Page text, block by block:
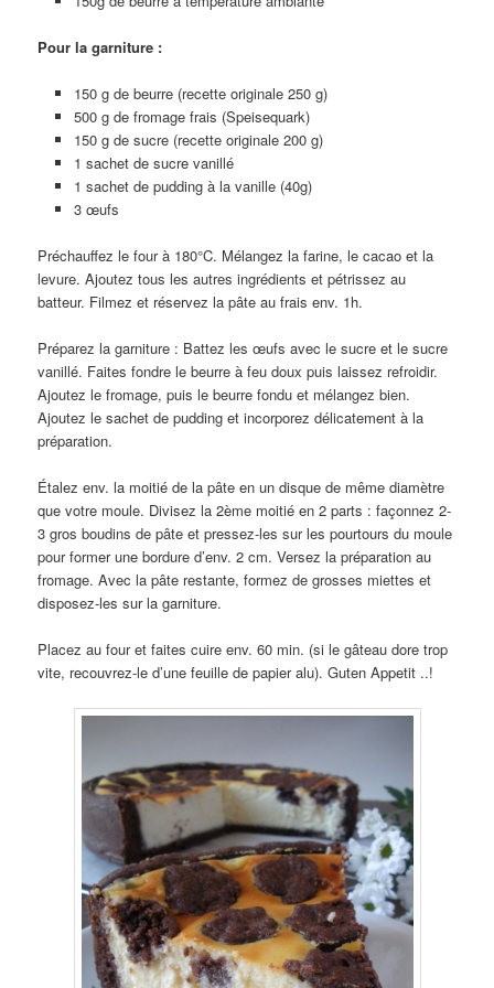
Pour la garniture :
150 g de beurre (recette originale 250 g)
500 g de fromage frais (Speisequark)
150 g de sucre (recette originale 200 g)
1 sachet de sucre vanillé
1 sachet de pudding à la vanille (40g)
3 œufs
Préchauffez le four à 180°C. Mélangez la farine, le cacao et la
levure. Ajoutez tous les autres ingrédients et pétrissez au
batteur. Filmez et réservez la pâte au frais env. 1h.
Préparez la garniture : Battez les œufs avec le sucre et le sucre
vanillé. Faites fondre le beurre à feu doux puis laissez refroidir.
Ajoutez le fromage, puis le beurre fondu et mélangez bien.
Ajoutez le sachet de pudding et incorporez délicatement à la
préparation.
Étalez env. la moitié de la pâte en un disque de même diamètre
que votre moule. Divisez la 2ème moitié en 2 parts : façonnez 2-
3 gros boudins de pâte et pressez-les sur les pourtours du moule
pour former une bordure d’env. 2 cm. Versez la préparation au
fromage. Avec la pâte restante, formez de grosses miettes et
disposez-les sur la garniture.
Placez au four et faites cuire env. 60 min. (si le gâteau dore trop
vite, recouvrez-le d’une feuille de papier alu). Guten Appetit ..!